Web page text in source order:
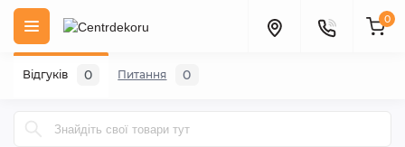
0
Відгуків 0 Питання 0